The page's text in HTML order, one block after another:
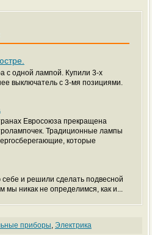
с одной лампой. Купили 3-х
выключатель с 3-мя позициями.
Евросоюза прекращена
Традиционные лампы
которые
и решили сделать подвесной
мы никак не определимся, как и...
приборы, Электрика